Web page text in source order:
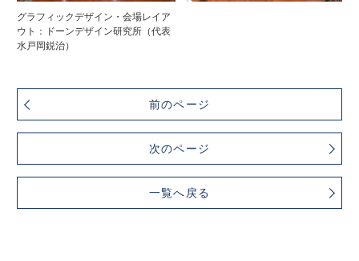
グラフィックデザイン・会場レイア
ウト：ドーンデザイン研究所（代表
水戸岡鋭治）
前のページ
次のページ
一覧へ戻る